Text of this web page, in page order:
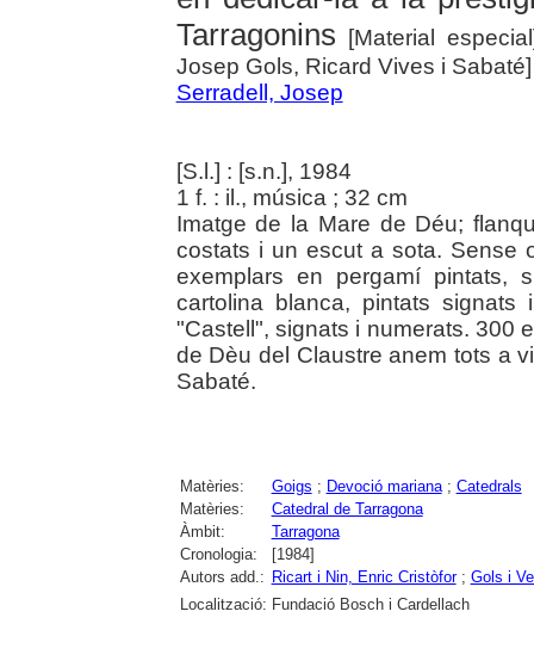
Tarragonins [Material
Josep Gols, Ricard Vives i Sabaté]
Serradell, Josep
[S.l.] : [s.n.], 1984
1 f. : il., música ; 32 cm
Imatge de la Mare de Déu;
costats i un escut a sota. Sense
exemplars en pergamí pintats,
cartolina blanca, pintats
"Castell", signats i numerats. 300
de Dèu del Claustre anem tots a
Sabaté.
Matèries: Goigs ; Devoció mariana; Catedrals
Matèries:
Catedral de Tarragona
Àmbit:
Tarragona
Cronologia:
[1984]
Autors add.: Ricart i Nin, Enric Cristòfor; Gols i
Localització: Fundació Bosch i Cardellach